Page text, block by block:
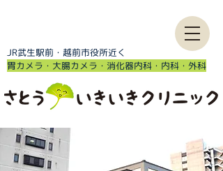
JR武生駅前・越前市役所近く
​胃カメラ・大腸カメラ・消化器内科・内科・外科